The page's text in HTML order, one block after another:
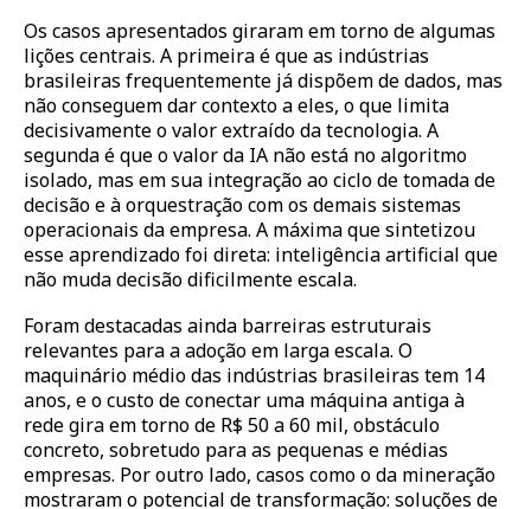
Os casos apresentados giraram em torno de algumas
lições centrais. A primeira é que as indústrias
brasileiras frequentemente já dispõem de dados, mas
não conseguem dar contexto a eles, o que limita
decisivamente o valor extraído da tecnologia. A
segunda é que o valor da IA não está no algoritmo
isolado, mas em sua integração ao ciclo de tomada de
decisão e à orquestração com os demais sistemas
operacionais da empresa. A máxima que sintetizou
esse aprendizado foi direta: inteligência artificial que
não muda decisão dificilmente escala.
Foram destacadas ainda barreiras estruturais
relevantes para a adoção em larga escala. O
maquinário médio das indústrias brasileiras tem 14
anos, e o custo de conectar uma máquina antiga à
rede gira em torno de R$ 50 a 60 mil, obstáculo
concreto, sobretudo para as pequenas e médias
empresas. Por outro lado, casos como o da mineração
mostraram o potencial de transformação: soluções de